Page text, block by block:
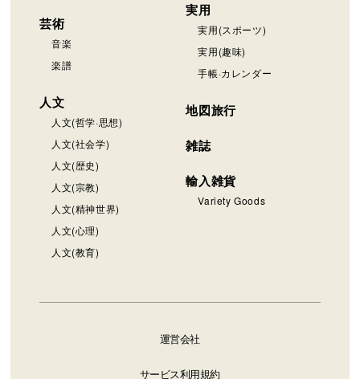
芸術
音楽
楽譜
人文
人文(哲学·思想)
人文(社会学)
人文(歴史)
人文(宗教)
人文(精神世界)
人文(心理)
人文(教育)
実用
実用(スポーツ)
実用(趣味)
手帳·カレンダー
地図旅行
雑誌
輸入雑貨
Variety Goods
運営会社
サービス利用規約